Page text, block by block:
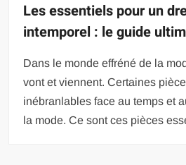
Les essentiels pour un
intemporel : le guide
Dans le monde effréné de la
vont et viennent. Certaines
inébranlables face au temps et
la mode. Ce sont ces pièces